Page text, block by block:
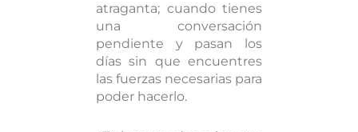
atraganta; cuando tienes
una conversación
pendiente y pasan los
días sin que encuentres
las fuerzas necesarias para
poder hacerlo.